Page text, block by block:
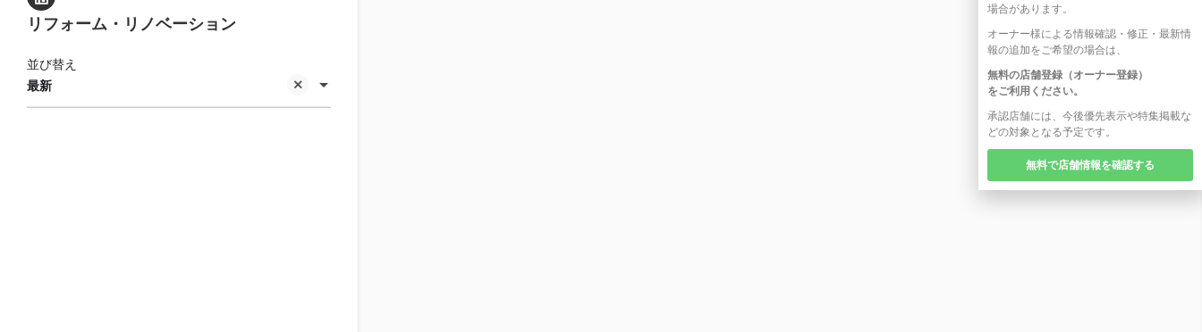
リフォーム・リノベーション
最新
並び替え
場合があります。
オーナー様による情報確認・修正・最新情
報の追加をご希望の場合は、
無料の店舗登録（オーナー登録）
をご利用ください。
承認店舗には、今後優先表示や特集掲載な
どの対象となる予定です。
無料で店舗情報を確認する